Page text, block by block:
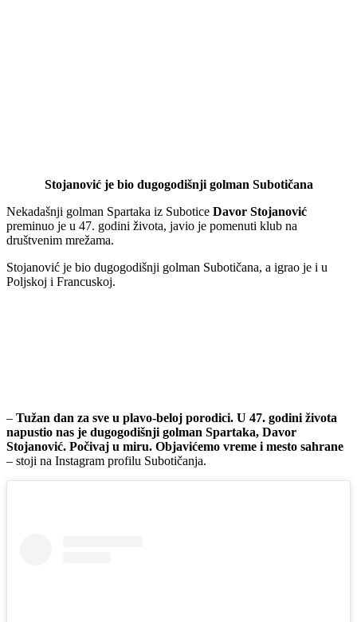
Stojanović je bio dugogodišnji golman Subotičana
Nekadašnji golman Spartaka iz Subotice Davor Stojanović
preminuo je u 47. godini života, javio je pomenuti klub na
društvenim mrežama.
Stojanović je bio dugogodišnji golman Subotičana, a igrao je i u
Poljskoj i Francuskoj.
– Tužan dan za sve u plavo-beloj porodici. U 47. godini života
napustio nas je dugogodišnji golman Spartaka, Davor
Stojanović. Počivaj u miru. Objavićemo vreme i mesto sahrane
– stoji na Instagram profilu Subotičanja.